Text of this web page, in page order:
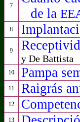
7
de la
8
9
y De Battista
10 Pampa
11 Raigrás
12
13